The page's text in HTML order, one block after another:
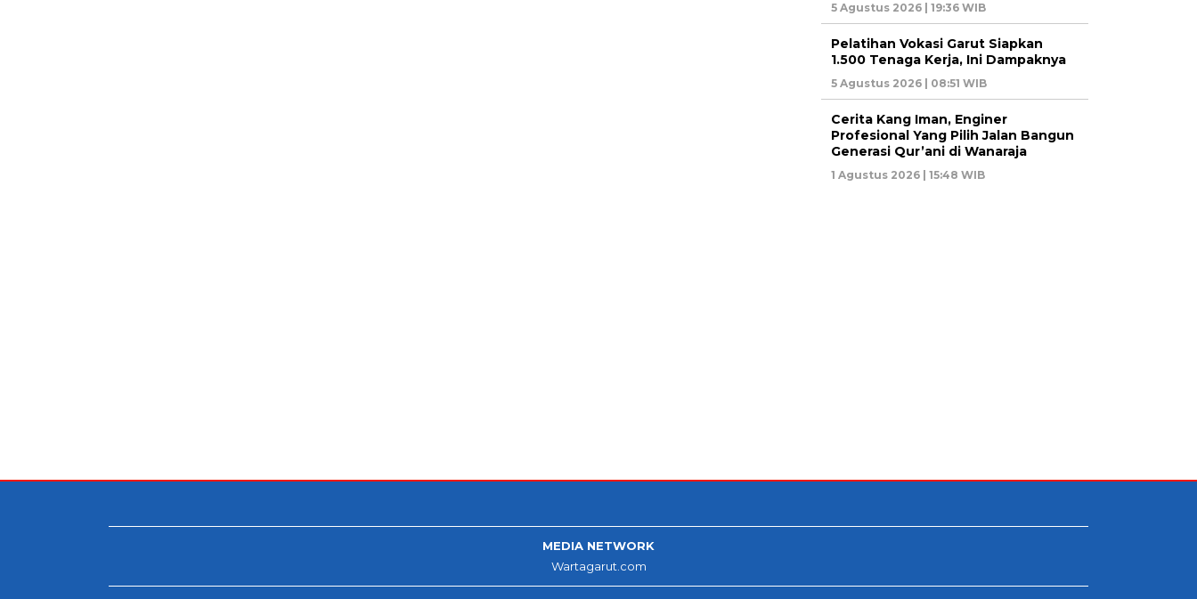
5 Agustus 2026 | 19:36 WIB
Pelatihan Vokasi Garut Siapkan
1.500 Tenaga Kerja, Ini Dampaknya
5 Agustus 2026 | 08:51 WIB
Cerita Kang Iman, Enginer
Profesional Yang Pilih Jalan Bangun
Generasi Qur’ani di Wanaraja
1 Agustus 2026 | 15:48 WIB
MEDIA NETWORK
Wartagarut.com